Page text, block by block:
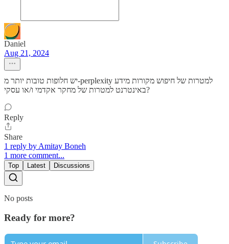
Daniel
Aug 21, 2024
יש חלופות טובות יותר מ-perplexity למטרות של חיפוש מקורות מידע
באינטרנט למטרות של מחקר אקדמי ו/או עסקי?
Reply
Share
1 reply by Amitay Boneh
1 more comment...
Top Latest Discussions
No posts
Ready for more?